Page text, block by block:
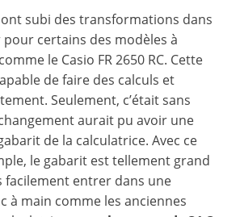
subi des transformations dans
certains des modèles à
le Casio FR 2650 RC. Cette
de faire des calculs et
Seulement, c’était sans
aurait pu avoir une
de la calculatrice. Avec ce
le gabarit est tellement grand
facilement entrer dans une
à main comme les anciennes